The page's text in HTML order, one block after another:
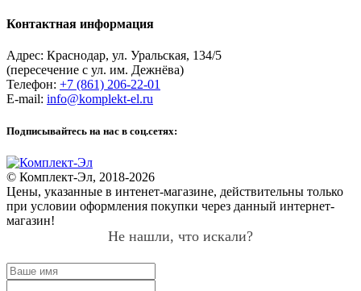
Контактная информация
Адрес: Краснодар, ул. Уральская, 134/5
(пересечение с ул. им. Дежнёва)
Телефон: +7 (861) 206-22-01
E-mail: info@komplekt-el.ru
Подписывайтесь на нас в соц.сетях:
© Комплект-Эл, 2018-2026
Цены, указанные в интенет-магазине, действительны только
при условии оформления покупки через данный интернет-
магазин!
Не нашли, что искали?